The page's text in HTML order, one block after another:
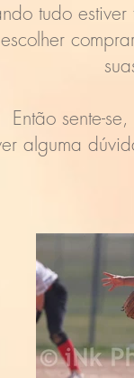
tudo
Então sente-
alguma